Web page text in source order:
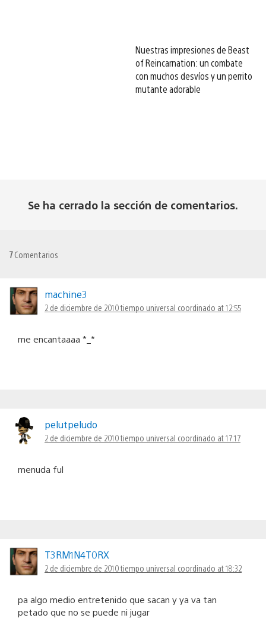
Nuestras impresiones de Beast
of Reincarnation: un combate
con muchos desvíos y un perrito
mutante adorable
Se ha cerrado la sección de comentarios.
7Comentarios
machine3
2 de diciembre de 2010 tiempo universal coordinado at 12:55
me encantaaaa *_*
pelutpeludo
2 de diciembre de 2010 tiempo universal coordinado at 17:17
menuda ful
T3RM1N4T0RX
2 de diciembre de 2010 tiempo universal coordinado at 18:32
pa algo medio entretenido que sacan y ya va tan
petado que no se puede ni jugar